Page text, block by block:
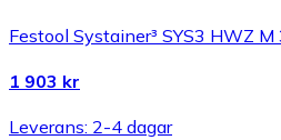
Festool Systainer³ SYS3 HWZ M
1 903 kr
Leverans: 2-4 dagar